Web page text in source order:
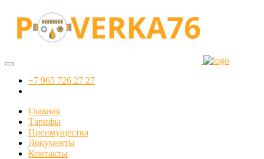
+7 965 726 27 27
Главная
Тарифы
Преимущества
Документы
Контакты